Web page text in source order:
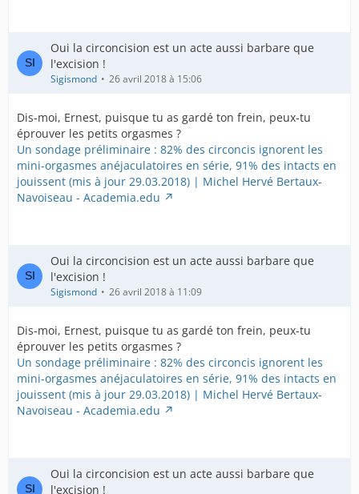
Oui la circoncision est un acte aussi barbare que
l'excision !
Sigismond 26 avril 2018 à 15:06
Dis-moi, Ernest, puisque tu as gardé ton frein, peux-tu
éprouver les petits orgasmes ?
Un sondage préliminaire : 82% des circoncis ignorent les
mini-orgasmes anéjaculatoires en série, 91% des intacts en
jouissent (mis à jour 29.03.2018) | Michel Hervé Bertaux-
Navoiseau - Academia.edu
Oui la circoncision est un acte aussi barbare que
l'excision !
Sigismond 26 avril 2018 à 11:09
Dis-moi, Ernest, puisque tu as gardé ton frein, peux-tu
éprouver les petits orgasmes ?
Un sondage préliminaire : 82% des circoncis ignorent les
mini-orgasmes anéjaculatoires en série, 91% des intacts en
jouissent (mis à jour 29.03.2018) | Michel Hervé Bertaux-
Navoiseau - Academia.edu
Oui la circoncision est un acte aussi barbare que
l'excision !